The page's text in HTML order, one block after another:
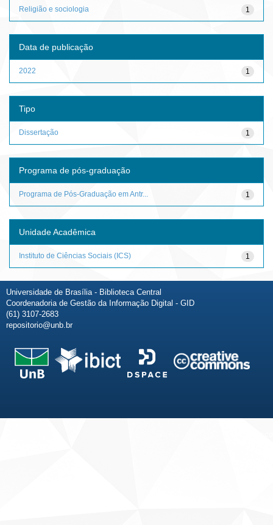
1
Religião e sociologia
Data de publicação
1
2022
Tipo
1
Dissertação
Programa de pós-graduação
1
Programa de Pós-Graduação em Antr...
Unidade Acadêmica
1
Instituto de Ciências Sociais (ICS)
Universidade de Brasília - Biblioteca Central
Coordenadoria de Gestão da Informação Digital - GID
(61) 3107-2683
repositorio@unb.br